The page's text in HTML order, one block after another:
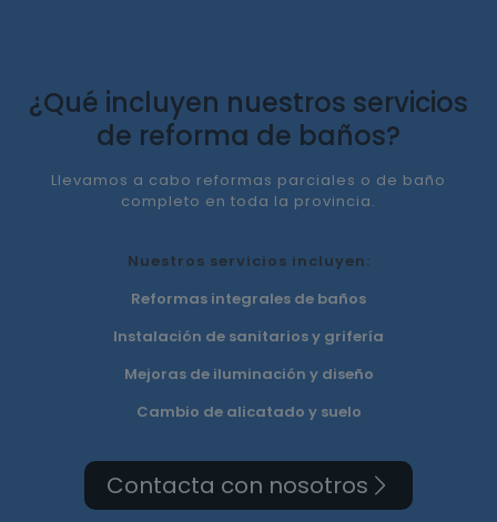
¿Qué incluyen nuestros servicios
de reforma de baños?
Llevamos a cabo reformas parciales o de baño
completo en toda la provincia.
Nuestros servicios incluyen:
Reformas integrales de baños
Instalación de sanitarios y grifería
Mejoras de iluminación y diseño
Cambio de alicatado y suelo
Contacta con nosotros